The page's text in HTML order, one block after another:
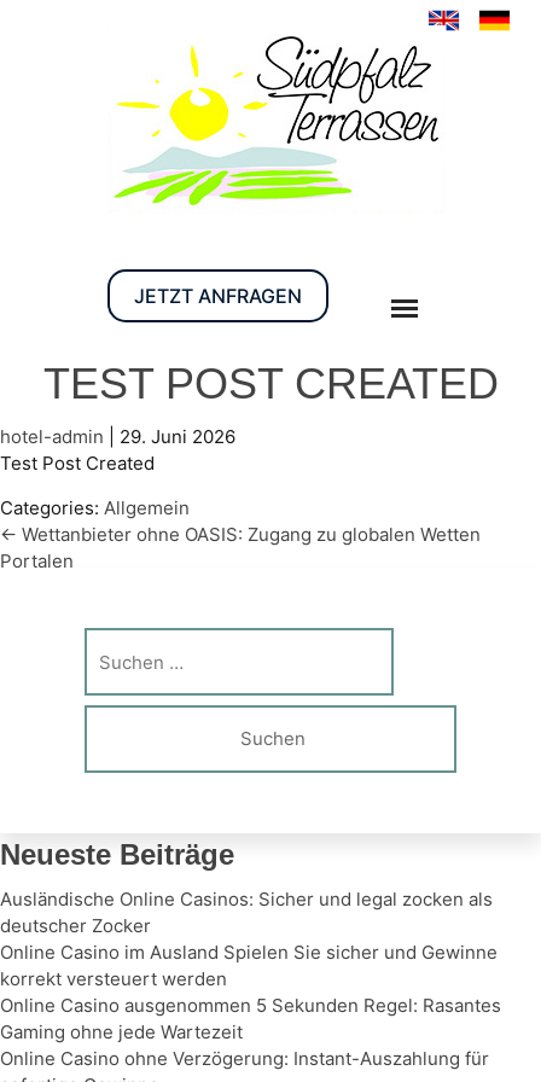
JETZT ANFRAGEN
TEST POST CREATED
hotel-admin
29. Juni 2026
Test Post Created
Categories: Allgemein
Beitragsnavigation
← Wettanbieter ohne OASIS: Zugang zu globalen Wetten
Portalen
nach:
Neueste Beiträge
Ausländische Online Casinos: Sicher und legal zocken als
deutscher Zocker
Online Casino im Ausland Spielen Sie sicher und Gewinne
korrekt versteuert werden
Online Casino ausgenommen 5 Sekunden Regel: Rasantes
Gaming ohne jede Wartezeit
Online Casino ohne Verzögerung: Instant-Auszahlung für